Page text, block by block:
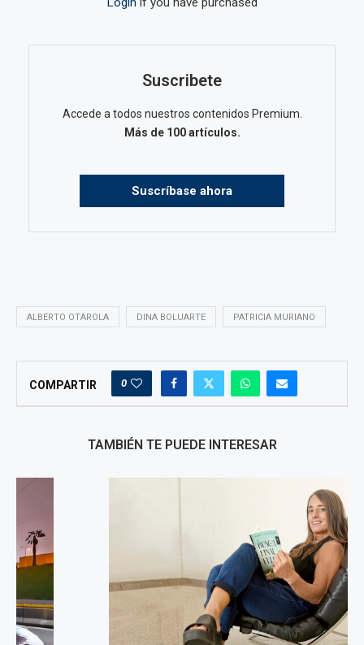
Suscribete
Accede a todos nuestros contenidos Premium.
Más de 100 artículos.
Suscríbase ahora
ALBERTO OTAROLA DINA BOLUARTE PATRICIA MURIANO
COMPARTIR 0
TAMBIÉN TE PUEDE INTERESAR